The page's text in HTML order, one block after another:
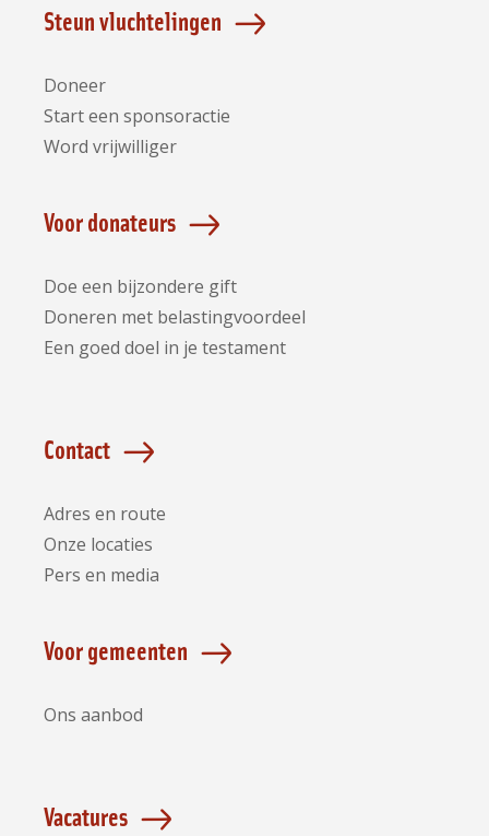
Steun vluchtelingen
Doneer
Start een sponsoractie
Word vrijwilliger
Voor donateurs
Doe een bijzondere gift
Doneren met belastingvoordeel
Een goed doel in je testament
Contact
Adres en route
Onze locaties
Pers en media
Voor gemeenten
Ons aanbod
Vacatures